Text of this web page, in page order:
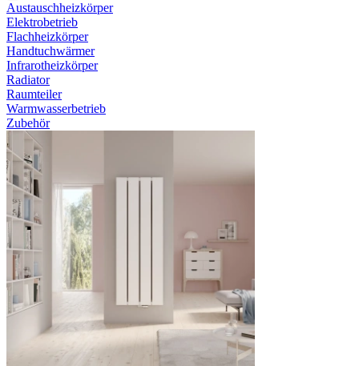
Austauschheizkörper
Elektrobetrieb
Flachheizkörper
Handtuchwärmer
Infrarotheizkörper
Radiator
Raumteiler
Warmwasserbetrieb
Zubehör